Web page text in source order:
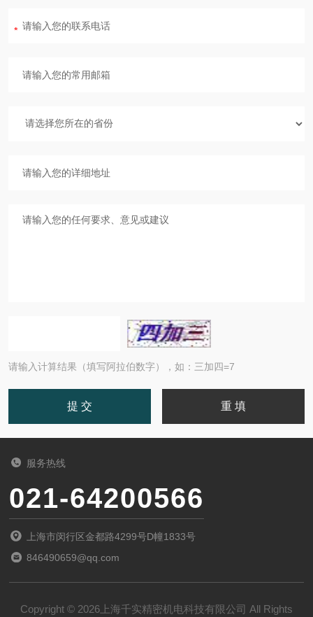
请输入计算结果（填写阿拉伯数字），如：三加四=7
服务热线
021-64200566
上海市闵行区金都路4299号D幢1833号
846490659@qq.com
Copyright © 2026上海千实精密机电科技有限公司 All Rights